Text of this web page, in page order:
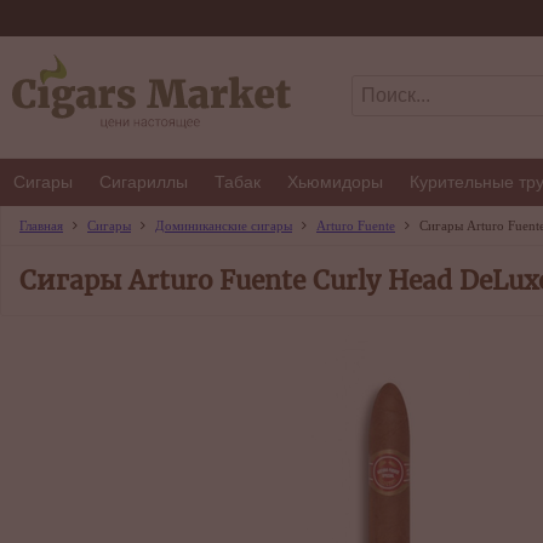
Сигары Сигариллы Табак Хьюмидоры Курительные
Главная Сигары Доминиканские сигары Arturo Fuente Сигары Arturo
Сигары Arturo Fuente Curly Head